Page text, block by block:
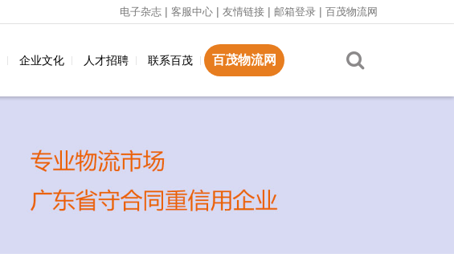
电子杂志 | 客服中心 | 友情链接 | 邮箱登录 | 百茂物流网
企业文化 人才招聘 联系百茂 百茂物流网